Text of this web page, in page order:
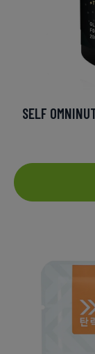
SELF